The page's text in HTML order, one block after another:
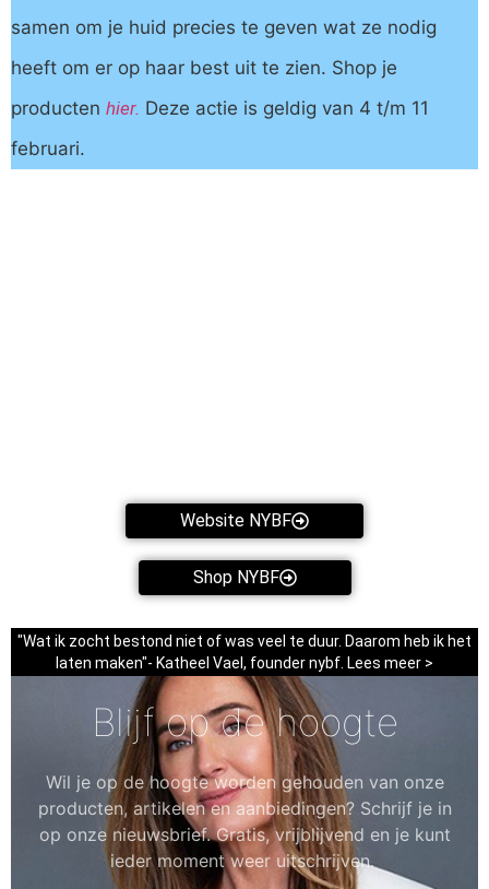
samen om je huid precies te geven wat ze nodig
heeft om er op haar best uit te zien. Shop je
producten hier. Deze actie is geldig van 4 t/m 11
februari.
Website NYBF
Shop NYBF
"Wat ik zocht bestond niet of was veel te duur. Daarom heb ik het
laten maken"- Katheel Vael, founder nybf. Lees meer >
Blijf op de hoogte
Wil je op de hoogte worden gehouden van onze
producten, artikelen en aanbiedingen? Schrijf je in
op onze nieuwsbrief. Gratis, vrijblijvend en je kunt
ieder moment weer uitschrijven.